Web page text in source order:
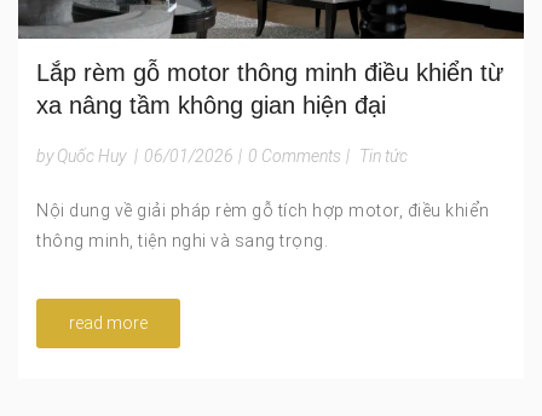
Lắp rèm gỗ motor thông minh điều khiển từ
xa nâng tầm không gian hiện đại
by Quốc Huy | 06/01/2026 | 0 Comments | Tin tức
Nội dung về giải pháp rèm gỗ tích hợp motor, điều khiển
thông minh, tiện nghi và sang trọng.
read more